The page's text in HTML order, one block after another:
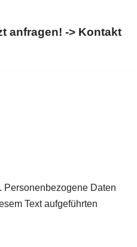
anfragen! -> Kontakt
Personenbezogene Daten
Text aufgeführten